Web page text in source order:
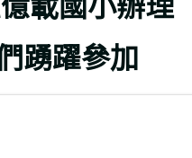
踴躍參加